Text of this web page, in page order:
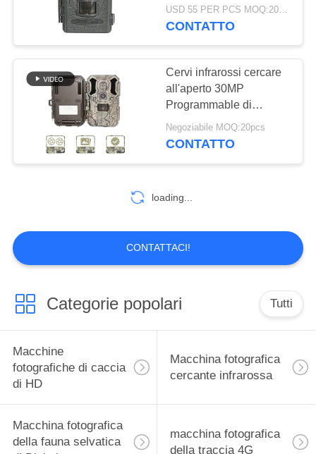
Macchina
fotografica cellulare
del gioco
22
Macchina
giardino della fauna
14
Macchina
fotografica della
traccia di GPS
27
la traccia nascosta
visione notturna di 12MP
USD 55 PER PCS MOQ:20 PCS
CONTATTO
Cervi infrarossi cercare
all'aperto 30MP
Programmable di
visione notturna della
macchina fotografica
Negoziabile MOQ:20pcs
CONTATTO
loading...
CONTATTACI!
Categorie popolari Tutti
Macchine
fotografiche di caccia
di HD
Macchina fotografica
cercante infrarossa
Macchina fotografica
della fauna selvatica
macchina fotografica
della traccia 4G